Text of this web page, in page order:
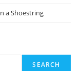
a Shoestring
SEARCH